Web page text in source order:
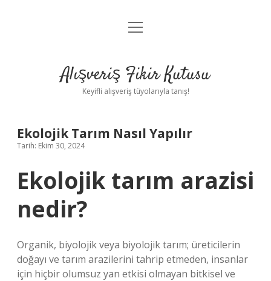
Anasayfa
Yasal Uyarı
menüyü
Alışveriş Fikir Kutusu
Keyifli alışveriş tüyolarıyla tanış!
Ekolojik Tarım Nasıl Yapılır
Tarih: Ekim 30, 2024
Ekolojik tarım arazisi
nedir?
Organik, biyolojik veya biyolojik tarım; üreticilerin
doğayı ve tarım arazilerini tahrip etmeden, insanlar
için hiçbir olumsuz yan etkisi olmayan bitkisel ve